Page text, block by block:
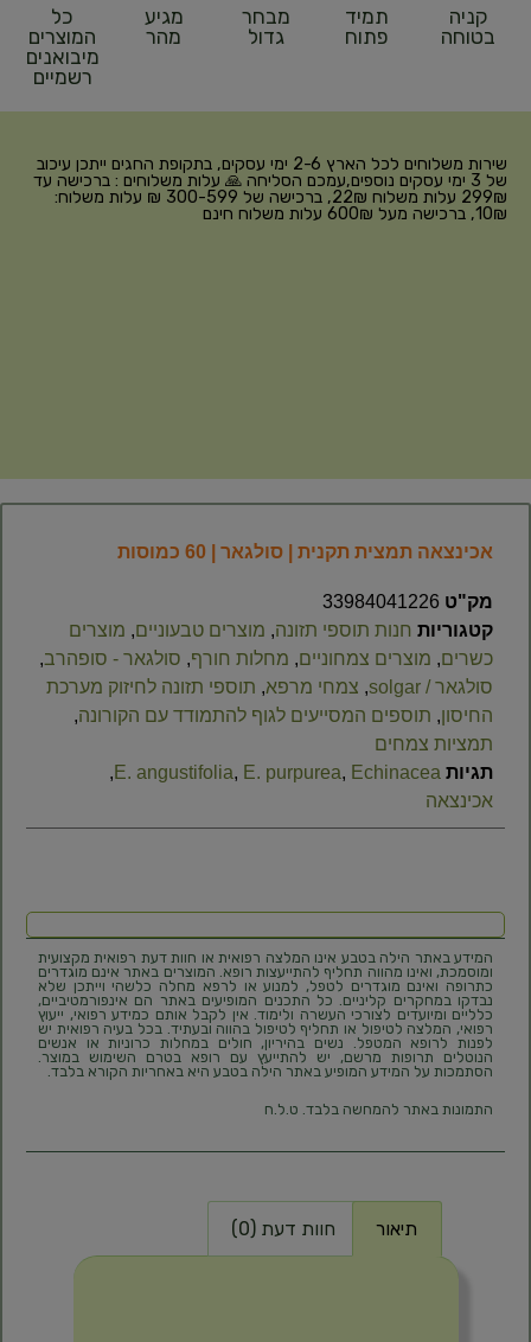
קניה
בטוחה
תמיד
פתוח
מבחר
גדול
מגיע
מהר
כל
המוצרים
מיבואנים
רשמיים
שירות משלוחים לכל הארץ 2-6 ימי עסקים, בתקופת החגים ייתכן עיכוב
של 3 ימי עסקים נוספים,עמכם הסליחה 🙏 עלות משלוחים : ברכישה עד
299₪ עלות משלוח 22₪, ברכישה של 300-599 ₪ עלות משלוח:
10₪, ברכישה מעל 600₪ עלות משלוח חינם
אכינצאה תמצית תקנית | סולגאר | 60 כמוסות
מק"ט 33984041226
קטגוריות חנות תוספי תזונה, מוצרים טבעוניים, מוצרים
כשרים, מוצרים צמחוניים, מחלות חורף, סולגאר - סופהרב,
סולגאר / solgar
, צמחי מרפא, תוספי תזונה לחיזוק מערכת
החיסון, תוספים המסייעים לגוף להתמודד עם הקורונה,
תמציות צמחים
תגיות
E. angustifolia, E. purpurea, Echinacea
,
אכינצאה
המידע באתר הילה בטבע אינו המלצה רפואית או חוות דעת רפואית מקצועית
ומוסמכת, ואינו מהווה תחליף להתייעצות רופא. המוצרים באתר אינם מוגדרים
כתרופה ואינם מוגדרים לטפל, למנוע או לרפא מחלה כלשהי וייתכן שלא
נבדקו במחקרים קליניים. כל התכנים המופיעים באתר הם אינפורמטיביים,
כלליים ומיועדים לצורכי העשרה ולימוד. אין לקבל אותם כמידע רפואי, ייעוץ
רפואי, המלצה לטיפול או תחליף לטיפול בהווה ובעתיד. בכל בעיה רפואית יש
לפנות לרופא המטפל. נשים בהיריון, חולים במחלות כרוניות או אנשים
הנוטלים תרופות מרשם, יש להתייעץ עם רופא בטרם השימוש במוצר.
הסתמכות על המידע המופיע באתר הילה בטבע היא באחריות הקורא בלבד.
התמונות באתר להמחשה בלבד. ט.ל.ח
תיאור חוות דעת (0)